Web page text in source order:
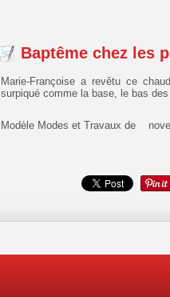
Baptême chez les
Marie-Françoise a revêtu ce
surpiqué comme la base, le bas
Modèle Modes et Travaux de